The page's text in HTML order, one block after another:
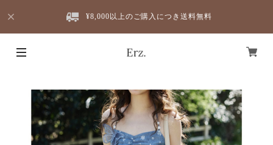
¥8,000以上のご購入につき送料無料